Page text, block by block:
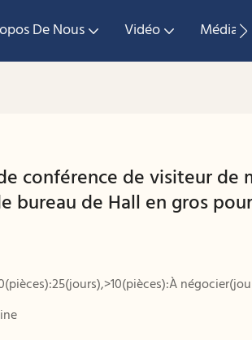
De Nous Vidéo Médias
conférence de visiteur de
bureau de Hall en gros